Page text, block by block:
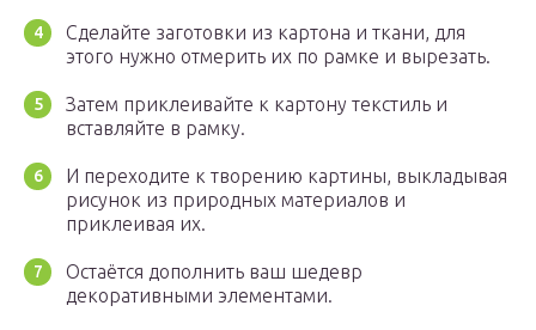
Сделайте заготовки из картона и ткани, для
этого нужно отмерить их по рамке и вырезать.
Затем приклеивайте к картону текстиль и
вставляйте в рамку.
И переходите к творению картины, выкладывая
рисунок из природных материалов и
приклеивая их.
Остаётся дополнить ваш шедевр
декоративными элементами.